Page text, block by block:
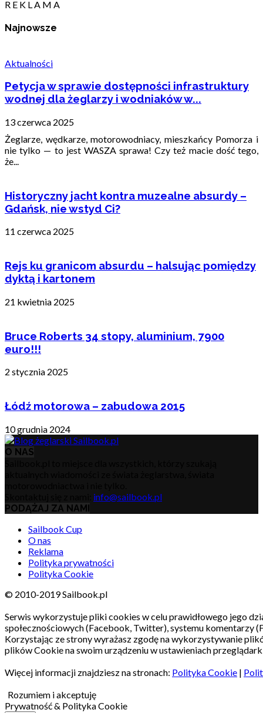
R E K L A M A
Najnowsze
Aktualności
Petycja w sprawie dostępności infrastruktury
wodnej dla żeglarzy i wodniaków w...
13 czerwca 2025
Żeglarze, wędkarze, motorowodniacy, mieszkańcy Pomorza i
nie tylko — to jest WASZA sprawa! Czy też macie dość tego,
że...
Historyczny jacht kontra muzealne absurdy –
Gdańsk, nie wstyd Ci?
11 czerwca 2025
Rejs ku granicom absurdu – halsując pomiędzy
dyktą i kartonem
21 kwietnia 2025
Bruce Roberts 34 stopy, aluminium, 7900
euro!!!
2 stycznia 2025
Łódź motorowa – zabudowa 2015
10 grudnia 2024
O NAS
info@sailbook.pl
PODĄŻAJ ZA NAMI
Sailbook Cup
O nas
Reklama
Polityka prywatności
Polityka Cookie
© 2010-2019 Sailbook.pl
Serwis wykorzystuje pliki cookies w celu prawidłowego jego
społecznościowych (Facebook, Twitter), systemu komentarzy
Korzystając ze strony wyrażasz zgodę na wykorzystywanie
plików Cookie na swoim urządzeniu w ustawieniach
Więcej informacji znajdziesz na stronach: Polityka Cookie |
Rozumiem i akceptuję
Prywatność & Polityka Cookie